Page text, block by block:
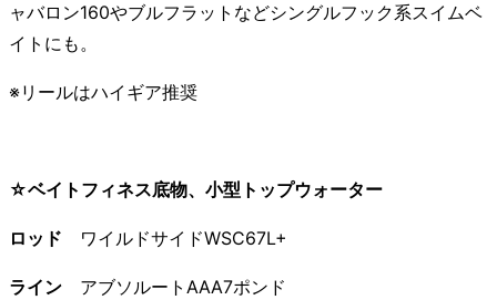
ャバロン160やブルフラットなどシングルフック系スイムベ
イトにも。
※リールはハイギア推奨
☆ベイトフィネス底物、小型トップウォーター
ロッド ワイルドサイドWSC67L+
ライン アブソルートAAA7ポンド